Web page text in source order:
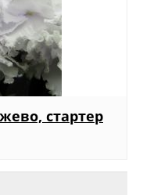
стартер